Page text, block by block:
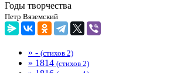
Годы творчества
Петр Вяземский
» - (стихов 2)
» 1814 (стихов 2)